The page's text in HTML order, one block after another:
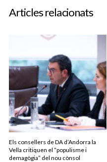
Articles relacionats
Els consellers de DA d’Andorra la
Vella critiquen el “populisme i
demagògia” del nou cònsol